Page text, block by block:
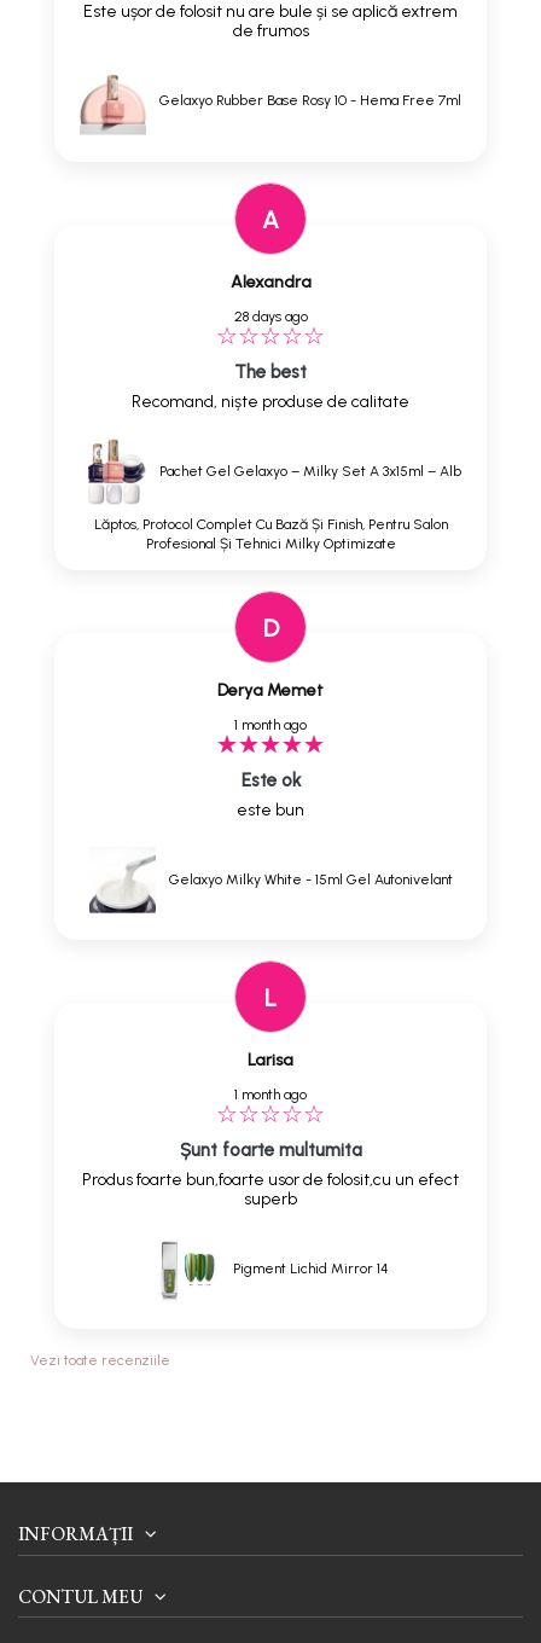
Este ușor de folosit nu are bule și se aplică extrem
de frumos
Gelaxyo Rubber Base Rosy 10 - Hema Free 7ml
A
Alexandra
28 days ago
The best
Recomand, niște produse de calitate
Pachet Gel Gelaxyo – Milky Set A 3x15ml – Alb
Lăptos, Protocol Complet Cu Bază Și Finish, Pentru Salon
Profesional Și Tehnici Milky Optimizate
D
Derya Memet
1 month ago
Este ok
este bun
Gelaxyo Milky White - 15ml Gel Autonivelant
L
Larisa
1 month ago
Șunt foarte multumita
Produs foarte bun,foarte usor de folosit,cu un efect
superb
Pigment Lichid Mirror 14
Vezi toate recenziile
INFORMAȚII
CONTUL MEU